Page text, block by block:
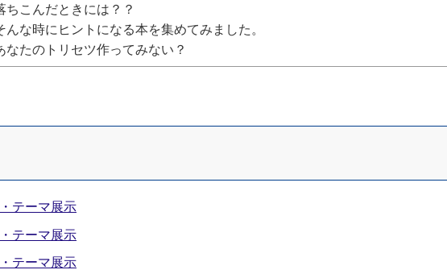
ちこんだときには？？
んな時にヒントになる本を集めてみました。
なたのトリセツ作ってみない？
テーマ展示
テーマ展示
テーマ展示